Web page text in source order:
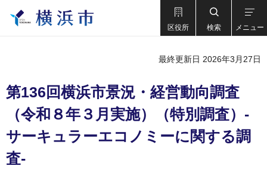
区役所 検索 メニュー
最終更新日 2026年3月27日
第136回横浜市景況・経営動向調査
（令和８年３月実施）（特別調査）-
サーキュラーエコノミーに関する調
査-